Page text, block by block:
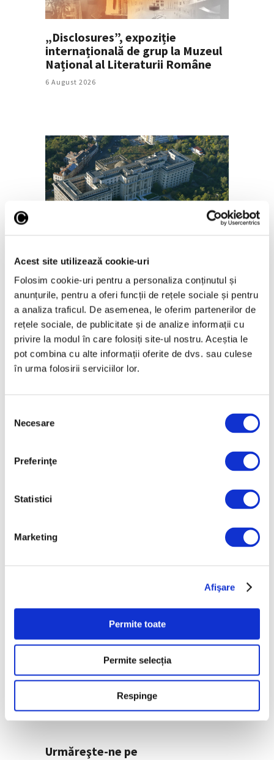
Acest site utilizează cookie-uri
Folosim cookie-uri pentru a personaliza conținutul și
anunțurile, pentru a oferi funcții de rețele sociale și pentru
a analiza traficul. De asemenea, le oferim partenerilor de
rețele sociale, de publicitate și de analize informații cu
privire la modul în care folosiți site-ul nostru. Aceștia le
pot combina cu alte informații oferite de dvs. sau culese
în urma folosirii serviciilor lor.
consimțământului
Necesare
Preferinţe
Statistici
Marketing
Afişare
Permite toate
Permite selecția
Respinge
„Disclosures”, expoziție
internațională de grup la Muzeul
Național al Literaturii Române
6 August 2026
6 August 2026
Articole recente
Categorii
Artǎ
Societate
Urmăreşte-ne pe